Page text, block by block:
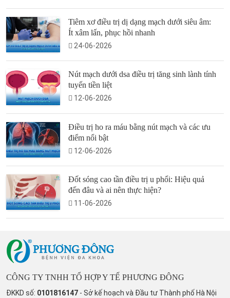
Tiêm xơ điều trị dị dạng mạch dưới siêu âm:
Ít xâm lấn, phục hồi nhanh
24-06-2026
Nút mạch dưới dsa điều trị tăng sinh lành tính
tuyến tiền liệt
12-06-2026
Điều trị ho ra máu bằng nút mạch và các ưu
điểm nổi bật
12-06-2026
Đốt sóng cao tần điều trị u phổi: Hiệu quả
đến đâu và ai nên thực hiện?
11-06-2026
CÔNG TY TNHH TỔ HỢP Y TẾ PHƯƠNG ĐÔNG
ĐKKD số: 0101816147 - Sở kế hoạch và Đầu tư Thành phố Hà Nội